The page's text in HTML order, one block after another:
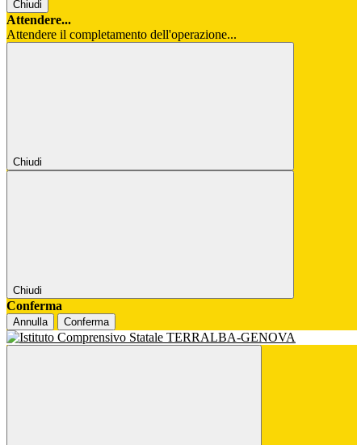
Chiudi
Attendere...
Attendere il completamento dell'operazione...
Chiudi
Chiudi
Conferma
Annulla Conferma